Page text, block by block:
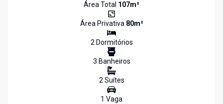
Área Total 107m²
Área Privativa 80m²
2Dormitórios
3 Banheiros
2Suítes
1 Vaga